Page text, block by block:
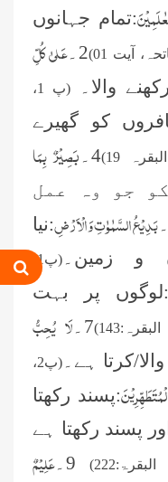
:تمام جہانوں
آیت 01) 2۔ عَلیٰ کُلِّ
والا۔ (پ 1،
کو گھیرے
4۔ بَصِیْرٌ بِمَا
جو وہ عمل
بَدِیْعُ السَّمٰوٰتِ وَالْاَرْضِ:نیا
و زمین۔
(پ1،
پر
بہت
البقرہ:143) 7 ۔لَا یُحِبُّ
والا/کرتا ہے ۔(پ2،
:پسند رکھتا
اور پسند رکھتا
ہے
البقرۃ:222) 9۔عَلِیْمٌ